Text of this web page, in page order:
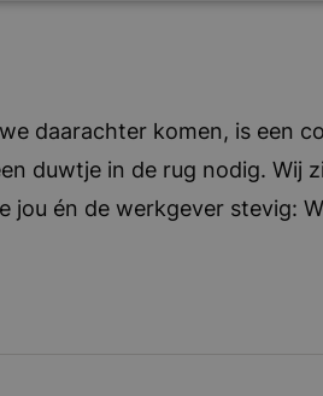
daarachter komen, is een
duwtje in de rug nodig. Wij
én de werkgever stevig: